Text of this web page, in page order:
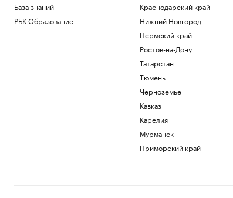
База знаний
РБК Образование
Краснодарский край
Нижний Новгород
Пермский край
Ростов-на-Дону
Татарстан
Тюмень
Черноземье
Кавказ
Карелия
Мурманск
Приморский край